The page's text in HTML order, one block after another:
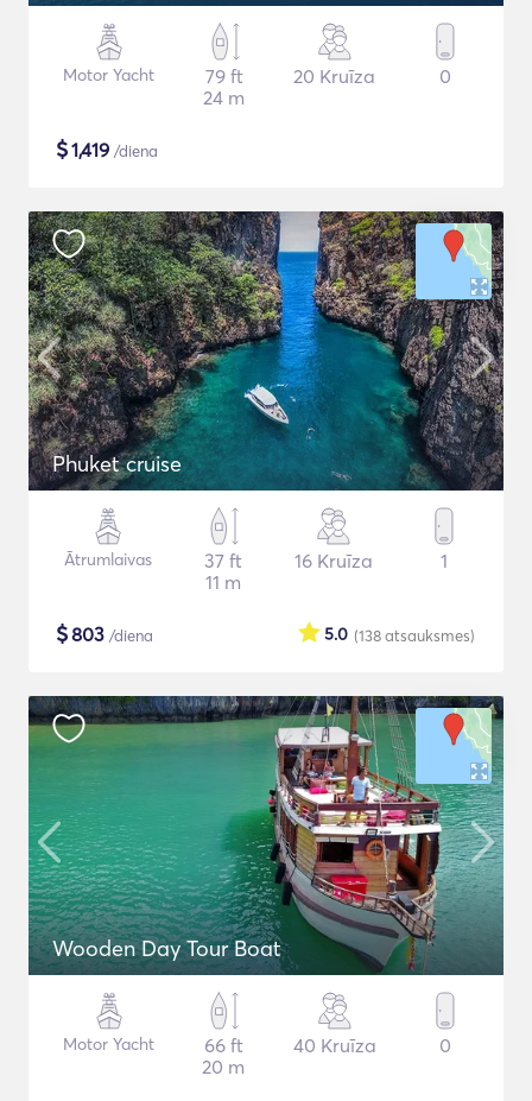
Motor Yacht
79 ft
24 m
20 Kruīza 0
$1,419 /diena
Phuket cruise
Ātrumlaivas
37 ft
11 m
16 Kruīza 1
$803 /diena (138atsauksmes)
5.0
Wooden Day Tour Boat
Motor Yacht
66 ft
20 m
40 Kruīza 0